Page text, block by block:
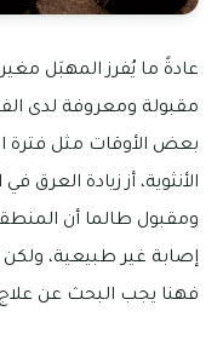
عادةً ما يُفرز المهبَل
مقبولة ومعروفة لدى
بعض الأوقات مثل فترة
الأنثوية، أز زيادة العرق
ومقبول طالما أن
إصابة غير طبيعية، ولكن
فهنا يجب البحث عن علاج